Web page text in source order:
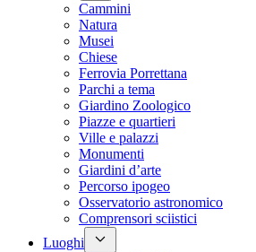
Cammini
Natura
Musei
Chiese
Ferrovia Porrettana
Parchi a tema
Giardino Zoologico
Piazze e quartieri
Ville e palazzi
Monumenti
Giardini d’arte
Percorso ipogeo
Osservatorio astronomico
Comprensori sciistici
Luoghi